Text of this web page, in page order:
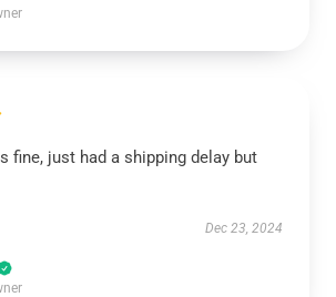
fine, just had a shipping delay but
Dec 23, 2024